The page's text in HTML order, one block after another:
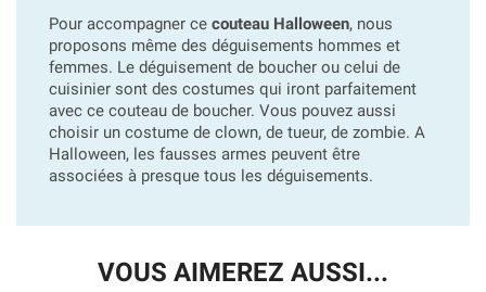
Pour accompagner ce couteau Halloween, nous
proposons même des déguisements hommes et
femmes. Le déguisement de boucher ou celui de
cuisinier sont des costumes qui iront parfaitement
avec ce couteau de boucher. Vous pouvez aussi
choisir un costume de clown, de tueur, de zombie. A
Halloween, les fausses armes peuvent être
associées à presque tous les déguisements.
VOUS AIMEREZ AUSSI...